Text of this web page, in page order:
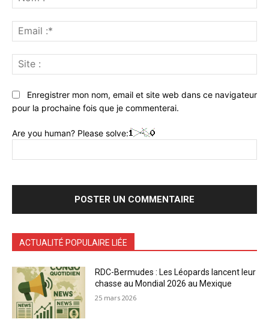
:*
:*
:
Enregistrer mon nom, email et site web dans ce navigateur
pour la prochaine fois que je commenterai.
Are you human? Please solve:
ACTUALITÉ POPULAIRE LIÉE
RDC-Bermudes : Les Léopards lancent leur
chasse au Mondial 2026 au Mexique
25 mars 2026